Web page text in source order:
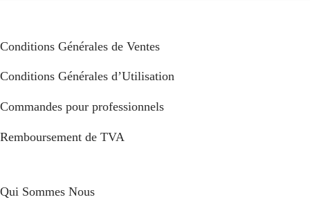
Conditions Générales de Ventes
Conditions Générales d’Utilisation
Commandes pour professionnels
Remboursement de TVA
Qui Sommes Nous